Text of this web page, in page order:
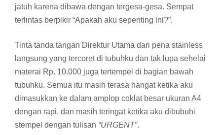
jatuh karena dibawa dengan tergesa-gesa. Sempat
terlintas berpikir “Apakah aku sepenting ini?”.
Tinta tanda tangan Direktur Utama dari pena stainless
langsung yang tercoret di tubuhku dan tak lupa sehelai
materai Rp. 10.000 juga tertempel di bagian bawah
tubuhku. Semua itu masih terasa hangat ketika aku
dimasukkan ke dalam amplop coklat besar ukuran A4
dengan rapi, dan masih teringat ketika aku dibubuhi
stempel dengan tulisan “URGENT”.